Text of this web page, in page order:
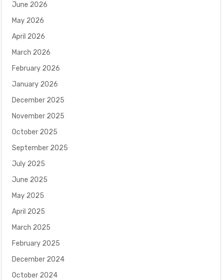
June 2026
May 2026
April 2026
March 2026
February 2026
January 2026
December 2025
November 2025
October 2025
September 2025
July 2025
June 2025
May 2025
April 2025
March 2025
February 2025
December 2024
October 2024